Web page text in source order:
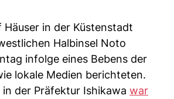
in der Küstenstadt
Halbinsel Noto
infolge eines Bebens der
lokale Medien berichteten.
in der Präfektur Ishikawa war